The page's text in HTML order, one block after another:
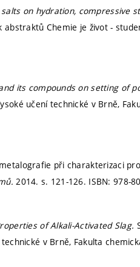
on hydration, compressive
abstraktů Chemie je život -
its compounds on setting of
učení technické v Brně,
metalografie při charakterizaci
2014. s. 121-126. ISBN: 978-
of Alkali-Activated Slag.
v Brně, Fakulta